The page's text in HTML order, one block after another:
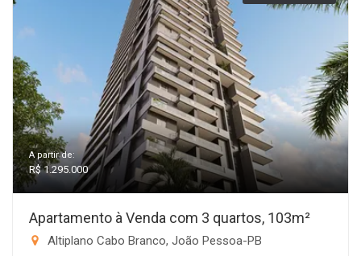
A partir de:
R$ 1.295.000
Apartamento à Venda com 3 quartos, 103m²
Altiplano Cabo Branco, João Pessoa-PB